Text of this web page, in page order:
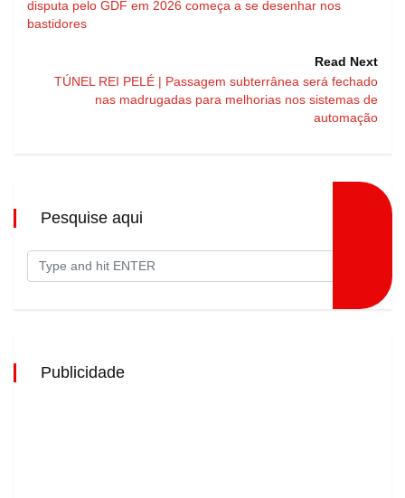
disputa pelo GDF em 2026 começa a se desenhar nos
bastidores
Read Next
TÚNEL REI PELÉ | Passagem subterrânea será fechado
nas madrugadas para melhorias nos sistemas de
automação
Pesquise aqui
Publicidade